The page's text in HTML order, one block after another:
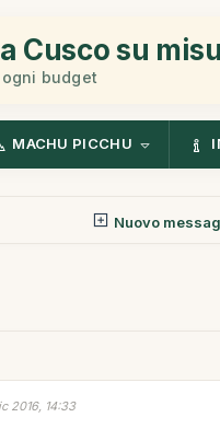
Cusco su
budget
MACHU PICCHU
Nuovo
2016, 14:33